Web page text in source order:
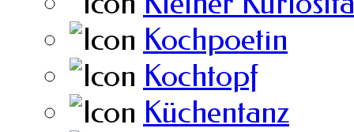
Kochpoetin
Kochtopf
Küchentanz